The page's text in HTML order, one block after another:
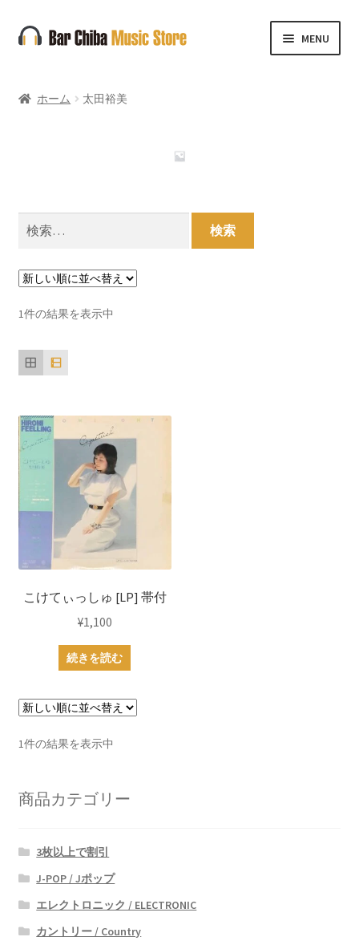
ナ
ビ
ー
キ
ッ
コ
ン
ン
プ
MENU
ホーム 太田裕美
検
索:
1件の結果を表示中
こけてぃっしゅ [LP] 帯付
¥1,100
続きを読む
1件の結果を表示中
商品カテゴリー
3枚以上で割引
J-POP / Jポップ
エレクトロニック / ELECTRONIC
カントリー / Country